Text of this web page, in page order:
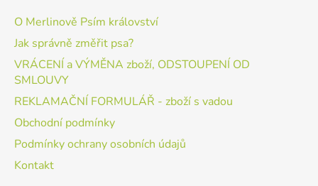
O Merlinově Psím království
Jak správně změřit psa?
VRÁCENÍ a VÝMĚNA zboží, ODSTOUPENÍ OD
SMLOUVY
REKLAMAČNÍ FORMULÁŘ - zboží s vadou
Obchodní podmínky
Podmínky ochrany osobních údajů
Kontakt